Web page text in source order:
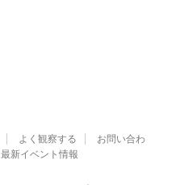
よく観察する
お問い合わ
最新イベント情報